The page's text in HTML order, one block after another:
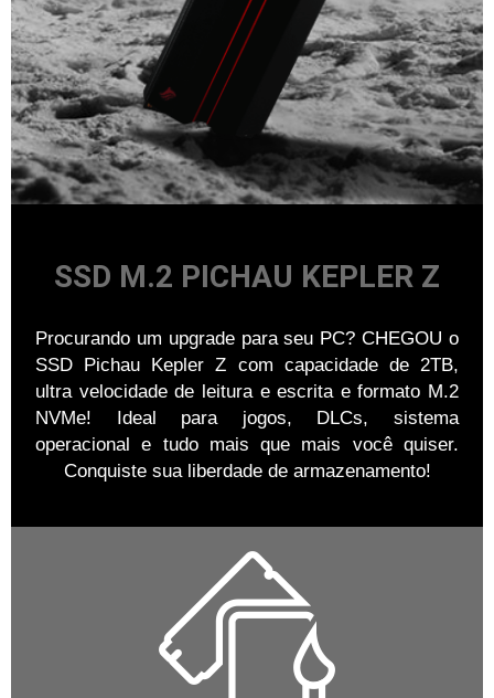
SSD M.2 PICHAU KEPLER Z
Procurando um upgrade para seu PC? CHEGOU o
SSD Pichau Kepler Z com capacidade de 2TB,
ultra velocidade de leitura e escrita e formato M.2
NVMe! Ideal para jogos, DLCs, sistema
operacional e tudo mais que mais você quiser.
Conquiste sua liberdade de armazenamento!